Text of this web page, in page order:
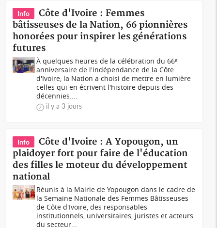
Info
Côte d'Ivoire : Femmes
bâtisseuses de la Nation, 66 pionnières
honorées pour inspirer les générations
futures
À quelques heures de la célébration du 66ᵉ
anniversaire de l'indépendance de la Côte
d'Ivoire, la Nation a choisi de mettre en lumière
celles qui en écrivent l'histoire depuis des
décennies....
il y a 3 jours
Info
Côte d'Ivoire : A Yopougon, un
plaidoyer fort pour faire de l'éducation
des filles le moteur du développement
national
Réunis à la Mairie de Yopougon dans le cadre de
la Semaine Nationale des Femmes Bâtisseuses
de Côte d'Ivoire, des responsables
institutionnels, universitaires, juristes et acteurs
du secteur...